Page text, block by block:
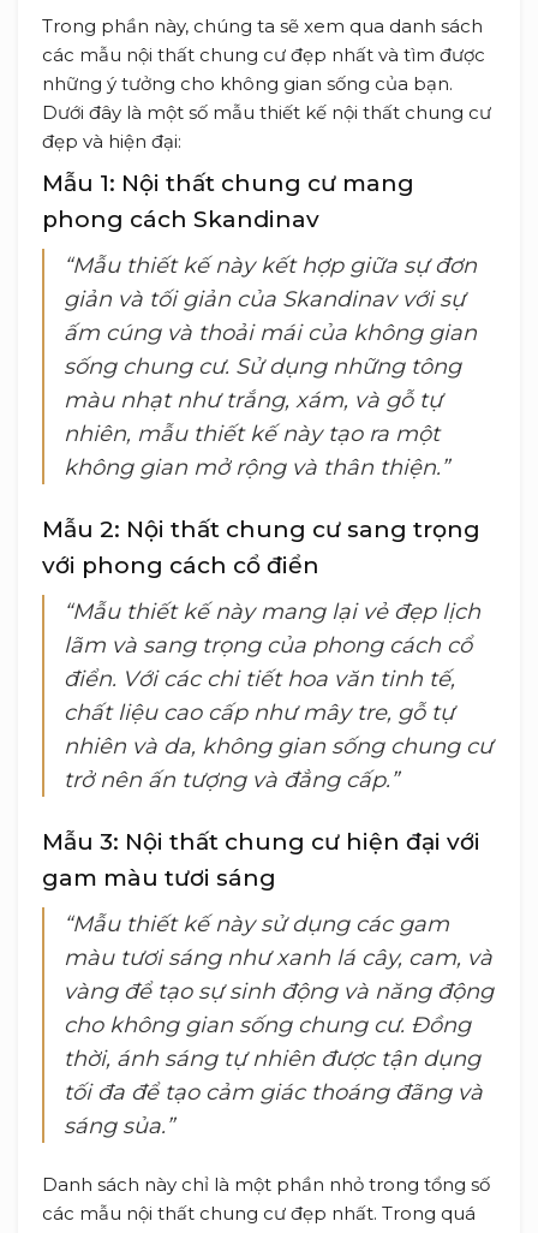
Trong phần này, chúng ta sẽ xem qua danh sách
các mẫu nội thất chung cư đẹp nhất và tìm được
những ý tưởng cho không gian sống của bạn.
Dưới đây là một số mẫu thiết kế nội thất chung cư
đẹp và hiện đại:
Mẫu 1: Nội thất chung cư mang
phong cách Skandinav
“Mẫu thiết kế này kết hợp giữa sự đơn
giản và tối giản của Skandinav với sự
ấm cúng và thoải mái của không gian
sống chung cư. Sử dụng những tông
màu nhạt như trắng, xám, và gỗ tự
nhiên, mẫu thiết kế này tạo ra một
không gian mở rộng và thân thiện.”
Mẫu 2: Nội thất chung cư sang trọng
với phong cách cổ điển
“Mẫu thiết kế này mang lại vẻ đẹp lịch
lãm và sang trọng của phong cách cổ
điển. Với các chi tiết hoa văn tinh tế,
chất liệu cao cấp như mây tre, gỗ tự
nhiên và da, không gian sống chung cư
trở nên ấn tượng và đẳng cấp.”
Mẫu 3: Nội thất chung cư hiện đại với
gam màu tươi sáng
“Mẫu thiết kế này sử dụng các gam
màu tươi sáng như xanh lá cây, cam, và
vàng để tạo sự sinh động và năng động
cho không gian sống chung cư. Đồng
thời, ánh sáng tự nhiên được tận dụng
tối đa để tạo cảm giác thoáng đãng và
sáng sủa.”
Danh sách này chỉ là một phần nhỏ trong tổng số
các mẫu nội thất chung cư đẹp nhất. Trong quá